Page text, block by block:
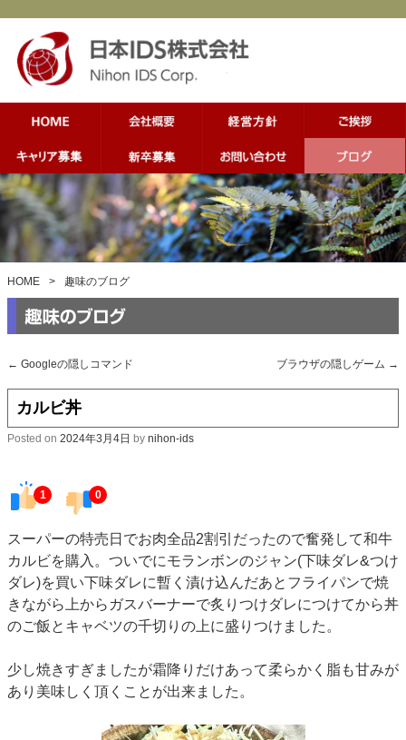
HOME > 趣味のブログ
← Googleの隠しコマンド ブラウザの隠しゲーム →
カルビ丼
Posted on 2024年3月4日 by nihon-ids
1 0
スーパーの特売日でお肉全品2割引だったので奮発して和牛
カルビを購入。ついでにモランボンのジャン(下味ダレ&つけ
ダレ)を買い下味ダレに暫く漬け込んだあとフライパンで焼
きながら上からガスバーナーで炙りつけダレにつけてから丼
のご飯とキャベツの千切りの上に盛りつけました。
少し焼きすぎましたが霜降りだけあって柔らかく脂も甘みが
あり美味しく頂くことが出来ました。